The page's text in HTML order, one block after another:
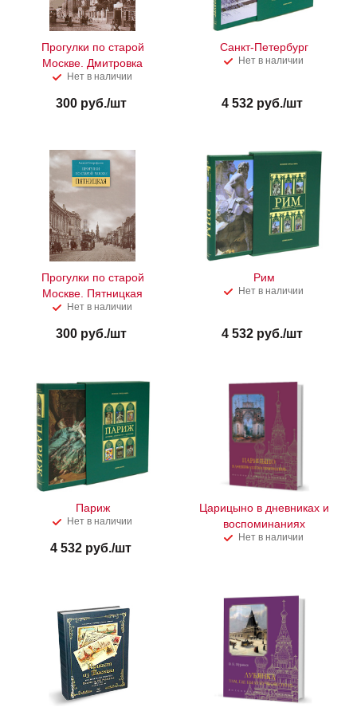
Прогулки по старой
Москве. Дмитровка
Нет в наличии
300руб./шт
Санкт-Петербург
Нет в наличии
4 532 руб./шт
Прогулки по старой
Москве. Пятницкая
Нет в наличии
300руб./шт
Рим
Нет в наличии
4 532 руб./шт
Париж
Нет в наличии
4 532 руб./шт
Царицыно в дневниках и
воспоминаниях
Нет в наличии